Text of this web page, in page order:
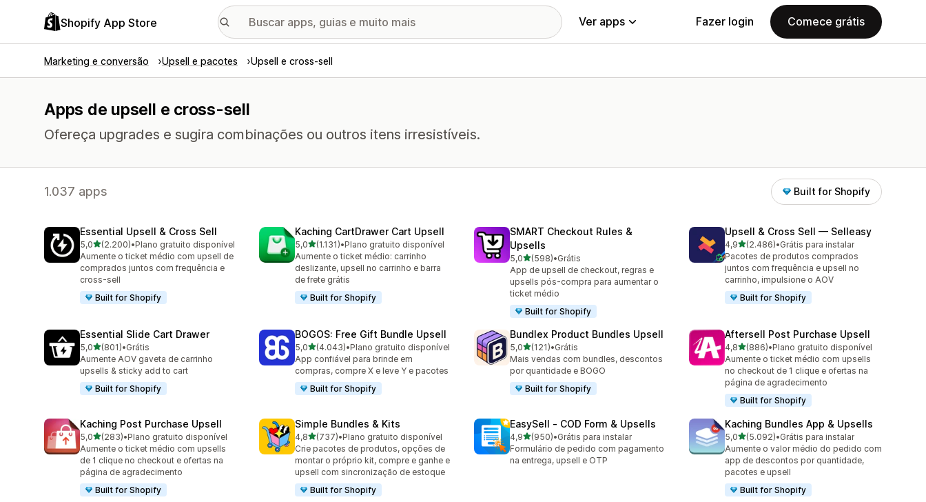
Shopify App Store Ver apps Fazer login Comece grátis
Marketing e conversão Upsell e pacotes Upsell e cross-sell
Apps de upsell e cross-sell
Ofereça upgrades e sugira combinações ou outros itens irresistíveis.
1.037 apps Built for Shopify
Essential Upsell & Cross Sell
5,0de 5 estrelas
(2.200)
2200 avaliações ao todo
•Plano gratuito disponível
Aumente o ticket médio com upsell de
comprados juntos com frequência e
cross-sell
Built for Shopify
Kaching CartDrawer Cart Upsell
5,0de 5 estrelas
(1.131)
1131 avaliações ao todo
•Plano gratuito disponível
Aumente o ticket médio: carrinho
deslizante, upsell no carrinho e barra
de frete grátis
Built for Shopify
SMART Checkout Rules &
Upsells
5,0de 5 estrelas
(598)
598 avaliações ao todo
•Grátis
App de upsell de checkout, regras e
upsells pós-compra para aumentar o
ticket médio
Built for Shopify
Upsell & Cross Sell — Selleasy
4,9de 5 estrelas
(2.486)
2486 avaliações ao todo
•Grátis para instalar
Pacotes de produtos comprados
juntos com frequência e upsell no
carrinho, impulsione o AOV
Built for Shopify
Essential Slide Cart Drawer
5,0de 5 estrelas
(801)
801 avaliações ao todo
•Grátis
Aumente AOV gaveta de carrinho
upsells & sticky add to cart
Built for Shopify
BOGOS: Free Gift Bundle Upsell
5,0de 5 estrelas
(4.043)
4043 avaliações ao todo
•Plano gratuito disponível
App confiável para brinde em
compras, compre X e leve Y e pacotes
Built for Shopify
Bundlex Product Bundles Upsell
5,0de 5 estrelas
(121)
121 avaliações ao todo
•Grátis
Mais vendas com bundles, descontos
por quantidade e BOGO
Built for Shopify
Aftersell Post Purchase Upsell
4,8de 5 estrelas
(886)
886 avaliações ao todo
•Plano gratuito disponível
Aumente o ticket médio com upsells
no checkout de 1 clique e ofertas na
página de agradecimento
Built for Shopify
Kaching Post Purchase Upsell
5,0de 5 estrelas
(283)
283 avaliações ao todo
•Plano gratuito disponível
Aumente o ticket médio com upsells
de 1 clique no checkout e ofertas na
página de agradecimento
Built for Shopify
Simple Bundles & Kits
4,8de 5 estrelas
(737)
737 avaliações ao todo
•Plano gratuito disponível
Crie pacotes de produtos, opções de
montar o próprio kit, compre e ganhe e
upsell com sincronização de estoque
Built for Shopify
EasySell ‑ COD Form & Upsells
4,9de 5 estrelas
(950)
950 avaliações ao todo
•Grátis para instalar
Formulário de pedido com pagamento
na entrega, upsell e OTP
Kaching Bundles App & Upsells
5,0de 5 estrelas
(5.092)
5092 avaliações ao todo
•Grátis para instalar
Aumente o valor médio do pedido com
app de descontos por quantidade,
pacotes e upsell
Built for Shopify